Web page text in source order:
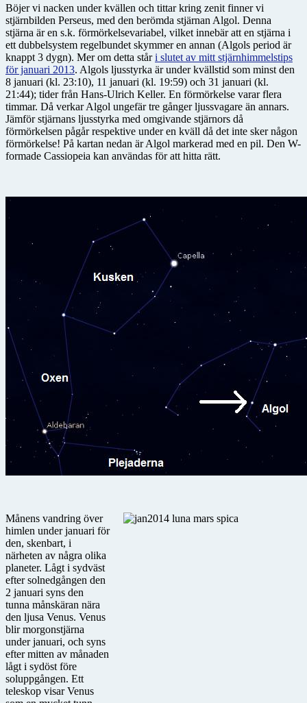
Böjer vi nacken under kvällen och tittar kring zenit finner vi
stjärnbilden Perseus, med den berömda stjärnan Algol. Denna
stjärna är en s.k. förmörkelsevariabel, vilket innebär att en stjärna i
ett dubbelsystem regelbundet skymmer en annan (Algols period är
knappt 3 dygn). Mer om detta ståri slutet av mitt stjärnhimmelstips
för januari 2013. Algols ljusstyrka är under kvällstid som minst den
8 januari (kl. 23:10), 11 januari (kl. 19:59) och 31 januari (kl.
21:44); tider från Hans-Ulrich Keller. En förmörkelse varar flera
timmar. Då verkar Algol ungefär tre gånger ljussvagare än annars.
Jämför stjärnans ljusstyrka med omgivande stjärnors då
förmörkelsen pågår respektive under en kväll då det inte sker någon
förmörkelse! På kartan nedan är Algol markerad med en pil. Den W-
formade Cassiopeia kan användas för att hitta rätt.
Månens vandring över
himlen under januari för
den, skenbart, i
närheten av några olika
planeter. Lågt i sydväst
efter solnedgången den
2 januari syns den
tunna månskäran nära
den ljusa Venus. Venus
blir morgonstjärna
under januari, och syns
efter mitten av månaden
lågt i sydöst före
soluppgången. Ett
teleskop visar Venus